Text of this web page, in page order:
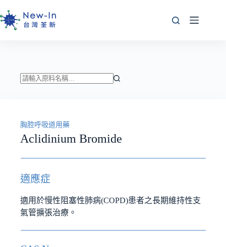
至
主
符
合
的
果
胸腔呼吸道用藥
Aclidinium Bromide
適應症
適用於慢性阻塞性肺病(COPD)患者之長期維持性支
氣管擴張治療。